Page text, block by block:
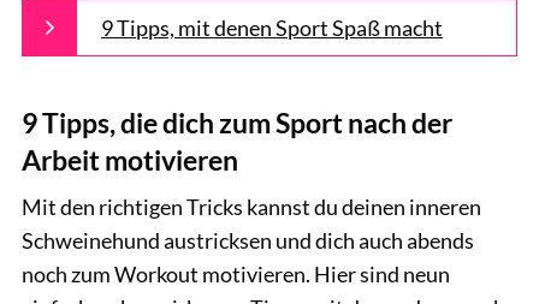
9 Tipps, mit denen Sport Spaß macht
9 Tipps, die dich zum Sport nach der
Arbeit motivieren
Mit den richtigen Tricks kannst du deinen inneren
Schweinehund austricksen und dich auch abends
noch zum Workout motivieren. Hier sind neun